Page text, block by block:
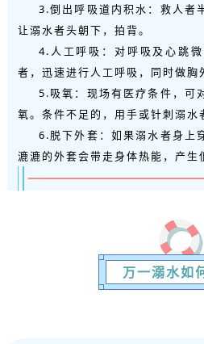
3.倒出呼吸道内积水：救人者
让溺水者头朝下，拍背。
4.人工呼吸：对呼吸及心跳
者，迅速进行人工呼吸，同时做胸
5.吸氧：现场有医疗条件，可
氧。条件不足的，用手或针刺溺水
6.脱下外套：如果溺水者身上
漉漉的外套会带走身体热能，产生
万一溺水如